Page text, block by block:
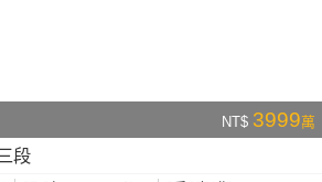
NT$ 3999萬
段